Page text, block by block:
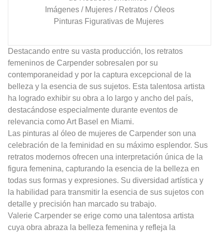
Imágenes / Mujeres / Retratos / Óleos
Pinturas Figurativas de Mujeres
Destacando entre su vasta producción, los retratos
femeninos de Carpender sobresalen por su
contemporaneidad y por la captura excepcional de la
belleza y la esencia de sus sujetos. Esta talentosa artista
ha logrado exhibir su obra a lo largo y ancho del país,
destacándose especialmente durante eventos de
relevancia como Art Basel en Miami.
Las pinturas al óleo de mujeres de Carpender son una
celebración de la feminidad en su máximo esplendor. Sus
retratos modernos ofrecen una interpretación única de la
figura femenina, capturando la esencia de la belleza en
todas sus formas y expresiones. Su diversidad artística y
la habilidad para transmitir la esencia de sus sujetos con
detalle y precisión han marcado su trabajo.
Valerie Carpender se erige como una talentosa artista
cuya obra abraza la belleza femenina y refleja la